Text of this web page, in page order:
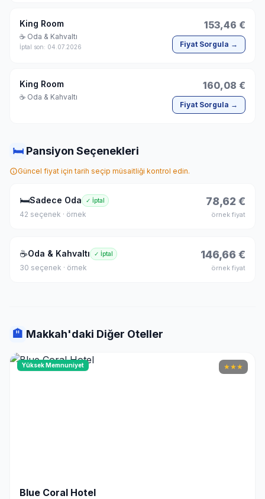
King Room
☕ Oda & Kahvaltı
İptal son: 04.07.2026
153,46 €
Fiyat Sorgula →
King Room
☕ Oda & Kahvaltı
160,08 €
Fiyat Sorgula →
🛏 Pansiyon Seçenekleri
Güncel fiyat için tarih seçip müsaitliği kontrol edin.
🛏Sadece Oda ✓ İptal
42 seçenek · örnek
78,62 €
örnek fiyat
☕Oda & Kahvaltı ✓ İptal
30 seçenek · örnek
146,66 €
örnek fiyat
🏨 Makkah'daki Diğer Oteller
Yüksek Memnuniyet ★★★
Blue Coral Hotel